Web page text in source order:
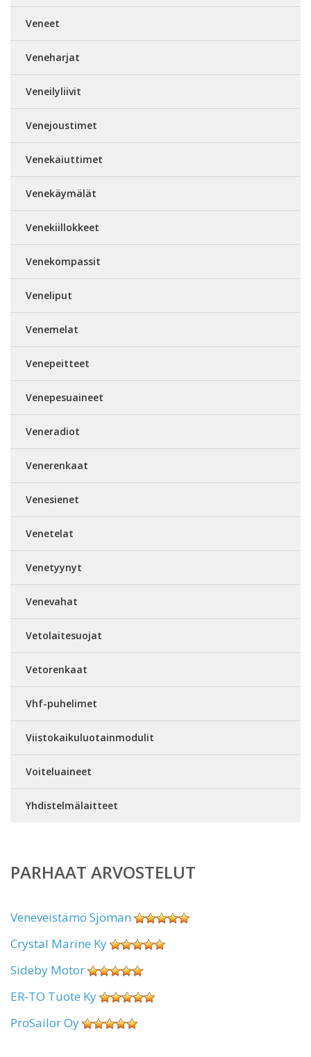
Veneet
Veneharjat
Veneilyliivit
Venejoustimet
Venekaiuttimet
Venekäymälät
Venekiillokkeet
Venekompassit
Veneliput
Venemelat
Venepeitteet
Venepesuaineet
Veneradiot
Venerenkaat
Venesienet
Venetelat
Venetyynyt
Venevahat
Vetolaitesuojat
Vetorenkaat
Vhf-puhelimet
Viistokaikuluotainmodulit
Voiteluaineet
Yhdistelmälaitteet
PARHAAT ARVOSTELUT
Veneveistämö Sjöman
Crystal Marine Ky
Sideby Motor
ER-TO Tuote Ky
ProSailor Oy